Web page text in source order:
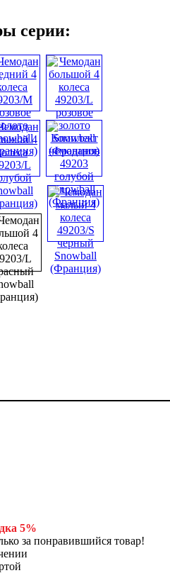
5%
за понравившийся товар!
серии: